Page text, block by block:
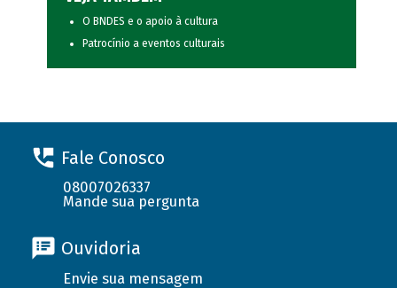
O BNDES e o apoio à cultura
Patrocínio a eventos culturais
Fale Conosco
08007026337
Mande sua pergunta
Ouvidoria
Envie sua mensagem